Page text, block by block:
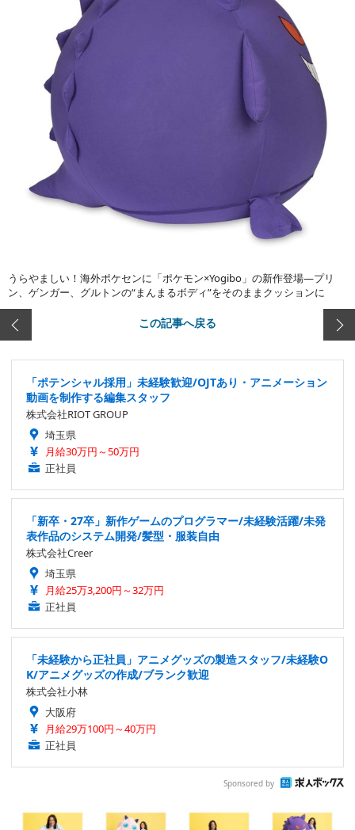
うらやましい！海外ポケセンに「ポケモン×Yogibo」の新作登場―プリ
ン、ゲンガー、グルトンの“まんまるボディ”をそのままクッションに
この記事へ戻る
「ポテンシャル採用」未経験歓迎/OJTあり・アニメーション
動画を制作する編集スタッフ
株式会社RIOT GROUP
埼玉県
月給30万円～50万円
正社員
「新卒・27卒」新作ゲームのプログラマー/未経験活躍/未発
表作品のシステム開発/髪型・服装自由
株式会社Creer
埼玉県
月給25万3,200円～32万円
正社員
「未経験から正社員」アニメグッズの製造スタッフ/未経験O
K/アニメグッズの作成/ブランク歓迎
株式会社小林
大阪府
月給29万100円～40万円
正社員
Sponsored by